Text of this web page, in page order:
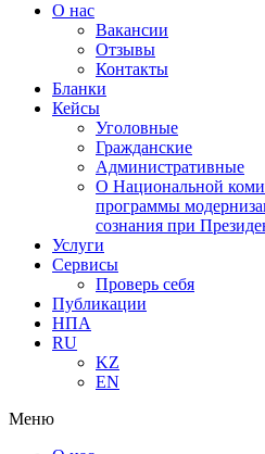
О нас
Вакансии
Отзывы
Контакты
Бланки
Кейсы
Уголовные
Гражданские
Административные
О Национальной
программы
сознания при
Услуги
Сервисы
Проверь себя
Публикации
НПА
RU
KZ
EN
Меню